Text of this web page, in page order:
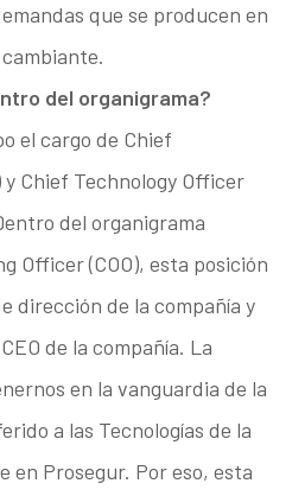
que se producen en
del organigrama?
el cargo de Chief
Chief Technology Officer
del organigrama
Officer (COO), esta posición
dirección de la compañía y
de la compañía. La
en la vanguardia de la
a las Tecnologías de la
en Prosegur. Por eso, esta